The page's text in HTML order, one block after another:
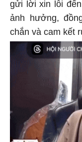
gửi lời xin lỗi
ảnh hưởng,
chắn và cam kết